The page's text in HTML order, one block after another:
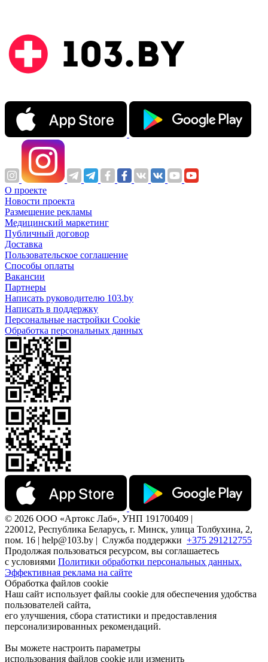
О проекте
Новости проекта
Размещение рекламы
Медицинский маркетинг
Публичный договор
Доставка
Пользовательское соглашение
Способы оплаты
Вакансии
Партнеры
Написать руководителю 103.by
Написать в поддержку
Персональные настройки Cookie
Обработка персональных данных
© 2026 ООО «Артокс Лаб», УНП 191700409 |
220012, Республика Беларусь, г. Минск, улица Толбухина, 2,
пом. 16 | help@103.by | Служба поддержки +375 291212755
Продолжая пользоваться ресурсом, вы соглашаетесь
с условиями Политики обработки персональных данных.
Эффективная реклама на сайте
Обработка файлов cookie
Наш сайт использует файлы cookie для обеспечения удобства
пользователей сайта,
его улучшения, сбора статистики и предоставления
персонализированных рекомендаций.
Вы можете настроить параметры
использования файлов cookie или изменить